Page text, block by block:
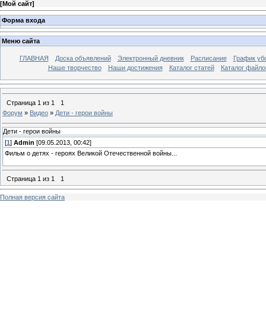
[Мой сайт]
Форма входа
Меню сайта
ГЛАВНАЯ Доска объявлений Электронный дневник Расписание
График
Наше творчество
Наши достижения Каталог статей Каталог
Страница 1 из 1
1
Форум » Видео » Дети - герои войны
Дети - герои войны
[1 ] Admin [09.05.2013, 00:42]
Фильм о детях - героях Великой Отечественной войны...
Страница 1 из 1 1
Полная версия сайта